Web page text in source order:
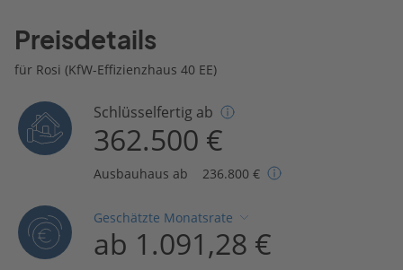
Preisdetails
für Rosi (KfW-Effizienzhaus 40 EE)
Schlüsselfertig ab
362.500 €
Ausbauhaus ab 236.800 €
Geschätzte Monatsrate
ab 1.091,28 €